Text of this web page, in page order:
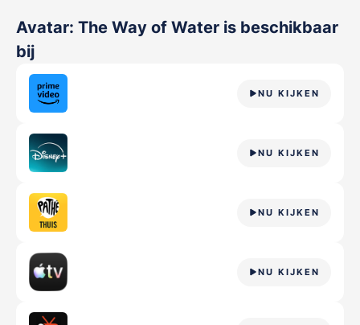
Avatar: The Way of Water is beschikbaar
bij
NU KIJKEN
NU KIJKEN
NU KIJKEN
NU KIJKEN